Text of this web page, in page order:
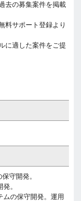
去の募集案件を掲載
料サポート登録より
に適した案件をご提
守開発。
。
の保守開発。運用